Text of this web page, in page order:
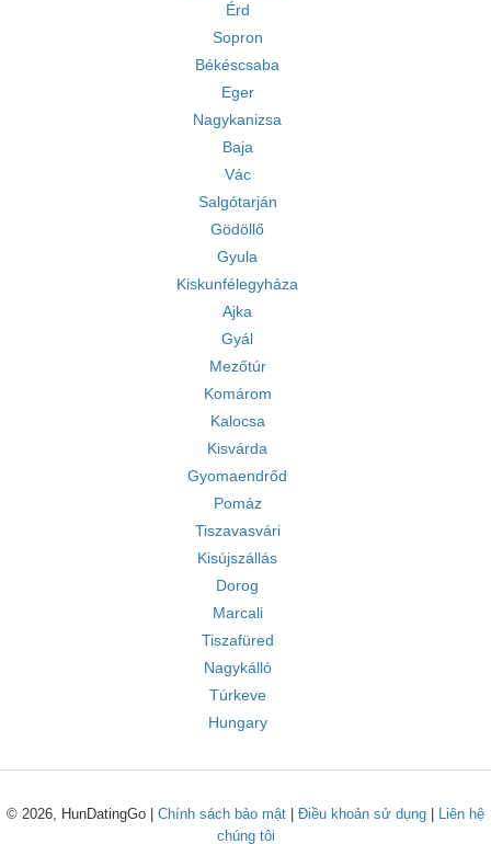
Érd
Sopron
Békéscsaba
Eger
Nagykanizsa
Baja
Vác
Salgótarján
Gödöllő
Gyula
Kiskunfélegyháza
Ajka
Gyál
Mezőtúr
Komárom
Kalocsa
Kisvárda
Gyomaendrőd
Pomáz
Tiszavasvári
Kisújszállás
Dorog
Marcali
Tiszafüred
Nagykálló
Túrkeve
Hungary
© 2026, HunDatingGo | Chính sách bảo mật Điều khoản sử dụng
Liên hệ
chúng tôi